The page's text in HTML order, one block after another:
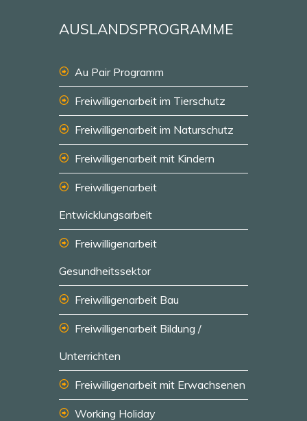
AUSLANDSPROGRAMME
Au Pair Programm
Freiwilligenarbeit im Tierschutz
Freiwilligenarbeit im Naturschutz
Freiwilligenarbeit mit Kindern
Freiwilligenarbeit
Entwicklungsarbeit
Freiwilligenarbeit
Gesundheitssektor
Freiwilligenarbeit Bau
Freiwilligenarbeit Bildung /
Unterrichten
Freiwilligenarbeit mit Erwachsenen
Working Holiday